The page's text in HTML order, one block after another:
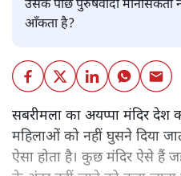
केरल के सबरमला स्थित भगवान
नहीं, जहाँ महिलाओं को प्रवेश
मंदिर हैं। हर मंदिर के पीछे कोई